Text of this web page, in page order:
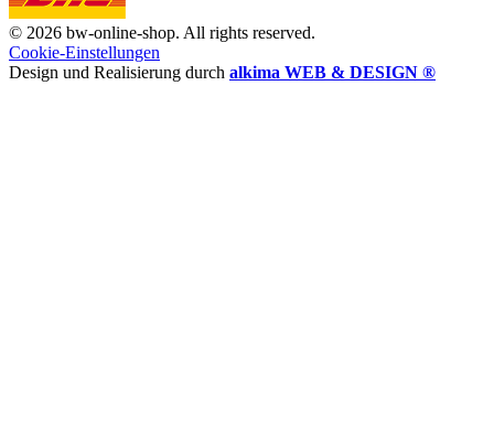
© 2026 bw-online-shop. All rights reserved.
Cookie-Einstellungen
Design und Realisierung durch alkima WEB & DESIGN ®